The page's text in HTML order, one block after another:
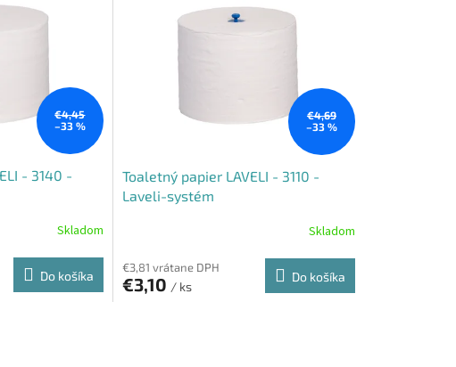
€4,45
–33 %
- 3140 -
Skladom
Do košíka
€4,69
–33 %
Toaletný papier LAVELI - 3110 -
Laveli-systém
Skladom
€3,81 vrátane DPH
€3,10 / ks
Do košíka